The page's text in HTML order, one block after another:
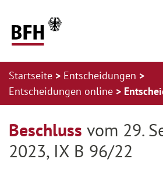
Startseite
Entscheidungen
Entscheidungen online
Beschluss vom 29.
2023, IX B 96/22